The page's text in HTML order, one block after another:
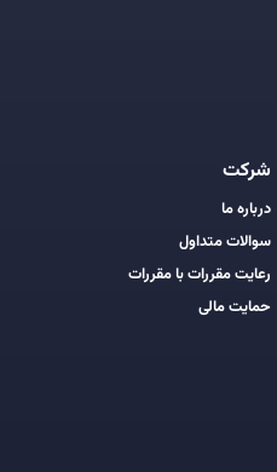
شرکت
درباره ما
سوالات متداول
رعایت مقررات با مقررات
حمایت مالی